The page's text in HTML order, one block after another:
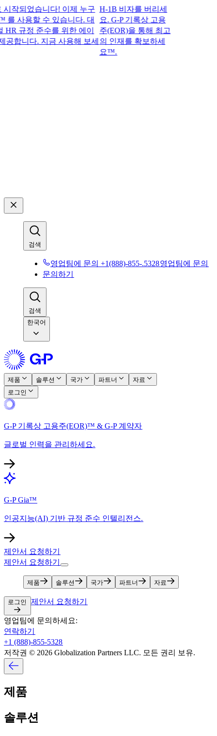
되었습니다! 이제 누구
용할 수 있습니다. 대
규정 준수를 위한 에이
니다. 지금 사용해 보세
H-1B 비자를 버리세
요. G-P 기록상 고용
주(EOR)을 통해 최고
의 인재를 확보하세
요™.​​
검색​​
영업팀에 문의 +1(888)-855-.5328​​영업팀에 문의​​
문의하기​​
검색​​
한국어
제품​​ 솔루션​​ 국가​​ 파트너​​
자료​​
로그인​​
G-P 기록상 고용주(EOR)™ & G-P 계약자​​
글로벌 인력을 관리하세요.​​
G-P Gia™​​
인공지능(AI) 기반 규정 준수 인텔리전스.​​
제안서 요청하기​​
제안서 요청하기​​
제품​​ 솔루션​​ 국가​​ 파트너​​ 자료​​
로그인​​ 제안서 요청하기​​
영업팀에 문의하세요:​​
연락하기​​
+1 (888)-855-5328​​
저작권 © 2026 Globalization Partners LLC. 모든 권리 보유.​​
제품​​
솔루션​​